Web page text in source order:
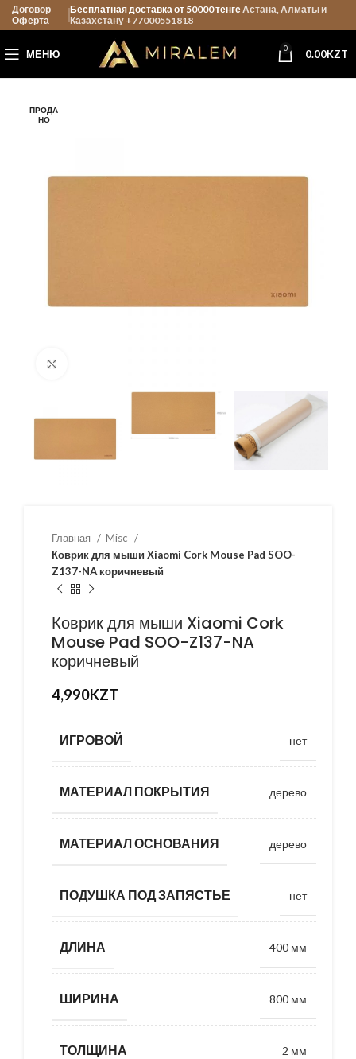
Договор
Оферта
Бесплатная доставка от 50000 тенгеАстана, Алматы и
Казахстану +77000551818
МЕНЮ 0 0.00KZT
ПРОДА
НО
Главная
Misc
Коврик для мыши Xiaomi Cork Mouse Pad SOO-
Z137-NA коричневый
Коврик для мыши Xiaomi Cork
Mouse Pad SOO-Z137-NA
коричневый
4,990KZT
ИГРОВОЙ нет
МАТЕРИАЛ ПОКРЫТИЯ дерево
МАТЕРИАЛ ОСНОВАНИЯ дерево
ПОДУШКА ПОД ЗАПЯСТЬЕ нет
ДЛИНА 400 мм
ШИРИНА 800 мм
ТОЛЩИНА 2 мм